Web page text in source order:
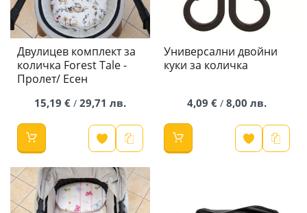
Двулицев комплект за
количка Forest Tale -
Пролет/ Есен
15,19 € / 29,71 лв.
Универсални двойни
куки за количка
4,09 € / 8,00 лв.